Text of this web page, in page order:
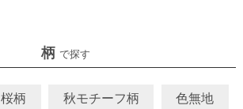
柄 で探す
桜柄 秋モチーフ柄 色無地